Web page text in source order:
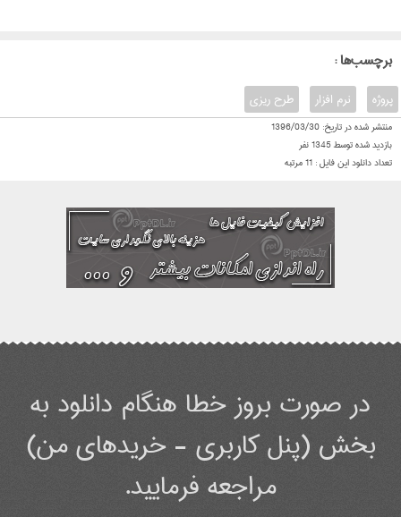
: برچسب‌ها
طرح ریزی نرم افزار پروژه
منتشر شده در تاریخ: 1396/03/30
بازدید شده توسط1345نفر
تعداد دانلود این فایل : 11مرتبه
در صورت بروز خطا هنگام دانلود به
بخش (پنل کاربری - خریدهای من)
مراجعه فرمایید.